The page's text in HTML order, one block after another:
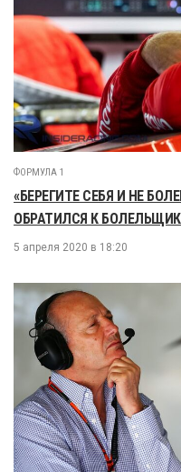
ФОРМУЛА 1
«БЕРЕГИТЕ СЕБЯ И НЕ
ОБРАТИЛСЯ К
5 апреля 2020 в 18:20